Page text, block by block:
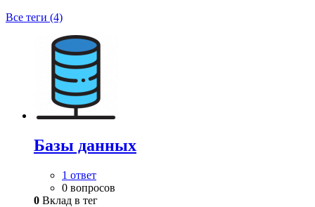
Все теги (4)
Базы данных
1 ответ
0 вопросов
0 Вклад в тег